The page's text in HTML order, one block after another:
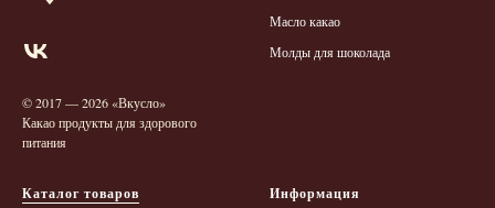
© 2017 — 2026 «Вкусло»
Какао продукты для здорового
питания
Масло какао
Молды для шоколада
Каталог товаров Информация